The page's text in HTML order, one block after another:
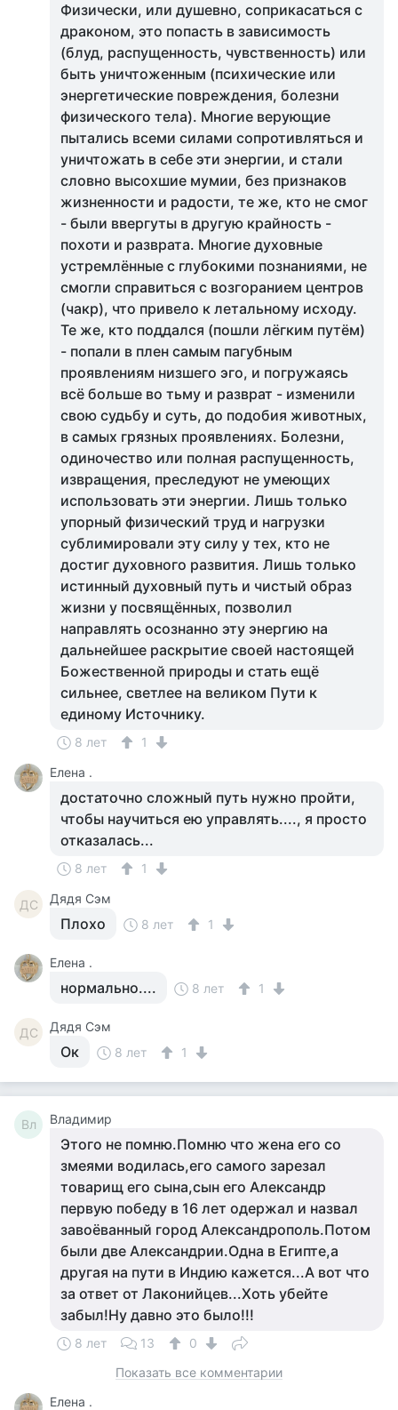
Физически, или душевно, соприкасаться с
драконом, это попасть в зависимость
(блуд, распущенность, чувственность) или
быть уничтоженным (психические или
энергетические повреждения, болезни
физического тела). Многие верующие
пытались всеми силами сопротивляться и
уничтожать в себе эти энергии, и стали
словно высохшие мумии, без признаков
жизненности и радости, те же, кто не смог
- были ввергуты в другую крайность -
похоти и разврата. Многие духовные
устремлённые с глубокими познаниями, не
смогли справиться с возгоранием центров
(чакр), что привело к летальному исходу.
Те же, кто поддался (пошли лёгким путём)
- попали в плен самым пагубным
проявлениям низшего эго, и погружаясь
всё больше во тьму и разврат - изменили
свою судьбу и суть, до подобия животных,
в самых грязных проявлениях. Болезни,
одиночество или полная распущенность,
извращения, преследуют не умеющих
использовать эти энергии. Лишь только
упорный физический труд и нагрузки
сублимировали эту силу у тех, кто не
достиг духовного развития. Лишь только
истинный духовный путь и чистый образ
жизни у посвящённых, позволил
направлять осознанно эту энергию на
дальнейшее раскрытие своей настоящей
Божественной природы и стать ещё
сильнее, светлее на великом Пути к
единому Источнику.
8 лет
1
Елена .
достаточно сложный путь нужно пройти,
чтобы научиться ею управлять...., я просто
отказалась...
8 лет 1
ДС Дядя Сэм
Плохо 8 лет 1
Елена .
нормально.... 8 лет 1
ДС Дядя Сэм
Ок 8 лет 1
Вл Владимир
Этого не помню.Помню что жена его со
змеями водилась,его самого зарезал
товарищ его сына,сын его Александр
первую победу в 16 лет одержал и назвал
завоёванный город Александрополь.Потом
были две Александрии.Одна в Египте,а
другая на пути в Индию кажется...А вот что
за ответ от Лаконийцев...Хоть убейте
забыл!Ну давно это было!!!
8 лет 13
0
Показать все комментарии
Елена .